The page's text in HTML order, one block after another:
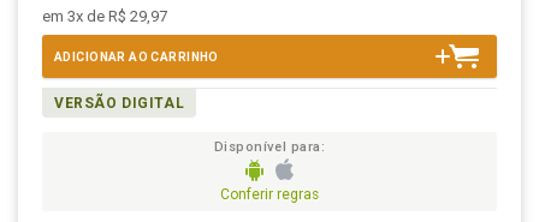
em 3x de R$ 29,97
ADICIONAR AO CARRINHO
VERSÃO DIGITAL
Disponível para:
Conferir regras